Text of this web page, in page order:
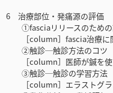
6 治療部位・発痛源の評価
①fasciaリリースのための
［column］fascia治療に
②触診─触診方法のコツ
［column］医師が鍼を使
③触診─触診の学習方法
［column］エラストグラ